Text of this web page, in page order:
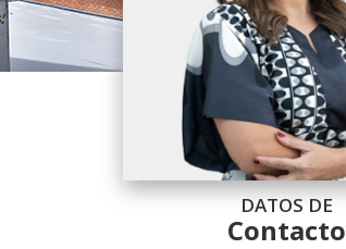
DATOS DE
Contacto